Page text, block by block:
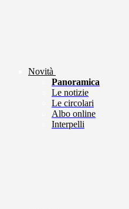
Novità
Panoramica
Le notizie
Le circolari
Albo online
Interpelli